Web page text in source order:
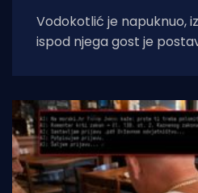
Vodokotlić je napuknuo,
ispod njega gost je